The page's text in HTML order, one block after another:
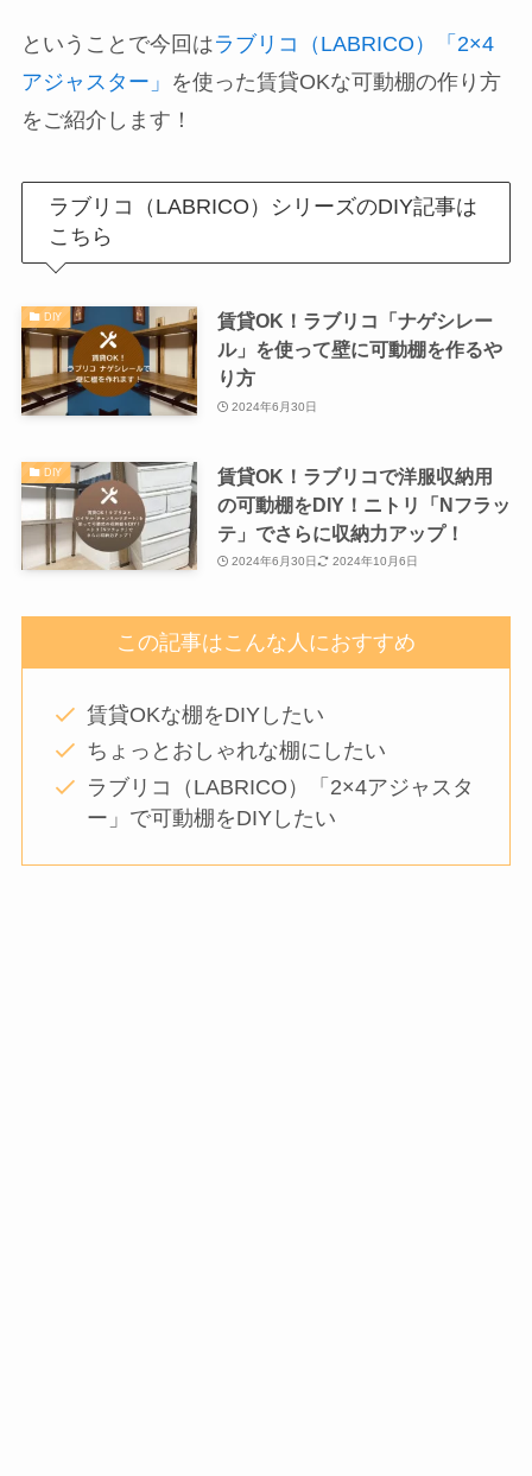
ということで今回はラブリコ（LABRICO）「2×4
アジャスター」 を使った賃貸OKな可動棚の作り方
をご紹介します！
ラブリコ（LABRICO）シリーズのDIY記事は
こちら
DIY
賃貸OK！ラブリコ「ナゲシレー
ル」を使って壁に可動棚を作るや
り方
2024年6月30日
DIY
賃貸OK！ラブリコで洋服収納用
の可動棚をDIY！ニトリ「Nフラッ
テ」でさらに収納力アップ！
2024年6月30日 2024年10月6日
この記事はこんな人におすすめ
賃貸OKな棚をDIYしたい
ちょっとおしゃれな棚にしたい
ラブリコ（LABRICO）「2×4アジャスタ
ー」で可動棚をDIYしたい